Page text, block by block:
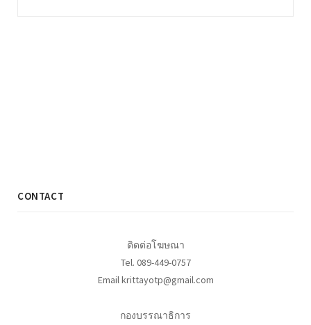
CONTACT
ติดต่อโฆษณา
Tel. 089-449-0757
Email krittayotp@gmail.com
กองบรรณาธิการ